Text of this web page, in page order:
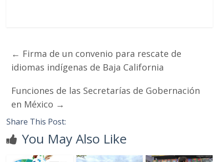
← Firma de un convenio para rescate de
idiomas indígenas de Baja California
Funciones de las Secretarías de Gobernación
en México →
Share This Post:
You May Also Like